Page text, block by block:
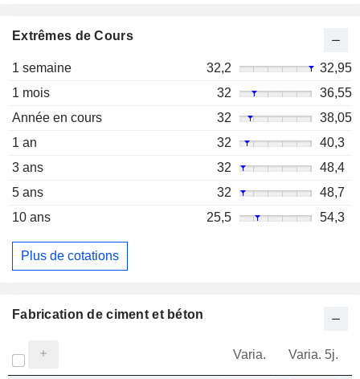
Extrêmes de Cours
1 semaine 32,2
32,95
1 mois
32
36,55
Année en cours
32
38,05
1 an
32
40,3
3 ans
32
48,4
5 ans
32
48,7
10 ans
25,5 54,3
Plus de cotations
Fabrication de ciment et béton
Varia. Varia. 5j.